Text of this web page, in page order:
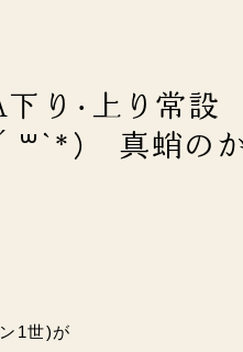
り･上り常設
真蛸の
1世)が